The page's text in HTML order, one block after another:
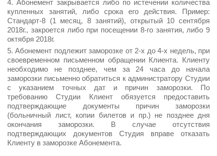
Абонемент закрывается либо по истечении количества
купленных занятий, либо срока его действия. Пример:
Стандарт-8 (1 месяц, 8 занятий), открытый 10 сентября
2018г., закроется либо при посещении 8-го занятия, либо 9
октября 2018г.
Абонемент подлежит заморозке от 2-х до 4-х недель, при
своевременном письменном обращении Клиента. Клиенту
необходимо не позднее, чем за 24 часа до начала
заморозки письменно обратиться к администратору Студии
с указанием точных дат и причин заморозки. По
требованию Студии Клиент обязуется предоставить
подтверждающие документы причин заморозки
(больничный лист, копии билетов и пр.) не позднее дня
окончания заморозки. В случае отсутствия
подтверждающих документов Студия вправе отказать
Клиенту в заморозке Абонемента.